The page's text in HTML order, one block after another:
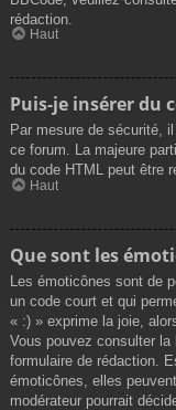
rédaction.
Haut
Puis-je insérer du
Par mesure de sécurité,
ce forum. La majeure
du code HTML peut être
Haut
Que sont les
Les émoticônes sont de
un code court et qui
« :) » exprime la joie,
Vous pouvez consulter
formulaire de rédaction.
émoticônes, elles
modérateur pourrait